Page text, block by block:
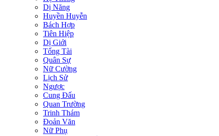
Dị Năng
Huyền Huyễn
Bách Hợp
Tiên Hiệp
Dị Giới
Tổng Tài
Quân Sự
Nữ Cường
Lịch Sử
Ngược
Cung Đấu
Quan Trường
Trinh Thám
Đoản Văn
Nữ Phụ